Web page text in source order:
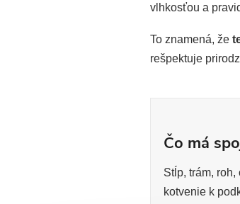
vlhkosťou a
To znamená, že
rešpektuje
Čo má
Stĺp, trám,
kotvenie k